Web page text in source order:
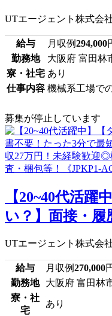
UTエージェント株式会
給与 月収例294,000
勤務地
大阪府 富田林
寮・社宅 あり
仕事内容 機械系工場で
募集が停止しています
【20~40代活躍
い？】面接・履
UTエージェント株式会
給与 月収例270,000
勤務地
大阪府 富田林
寮・社
宅
あり